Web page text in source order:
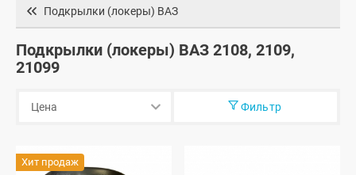
Подкрылки (локеры) ВАЗ
Подкрылки (локеры) ВАЗ 2108, 2109,
21099
Фильтр
Хит продаж